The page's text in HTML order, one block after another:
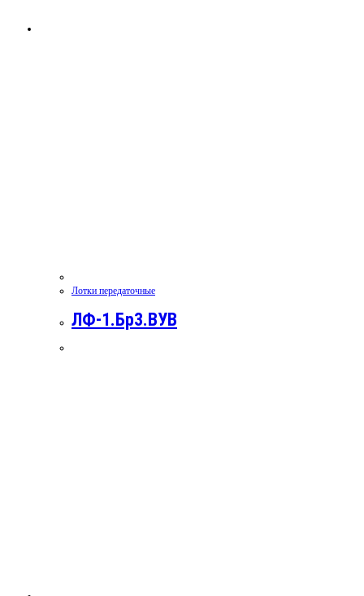
Лотки передаточные
ЛФ-1.Бр3.ВУВ